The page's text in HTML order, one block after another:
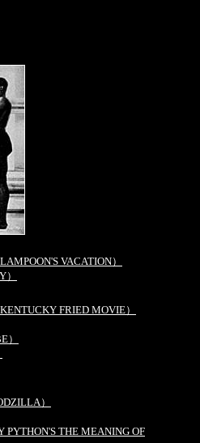
VACATION）
FRIED MOVIE）
）
）
THE MEANING OF